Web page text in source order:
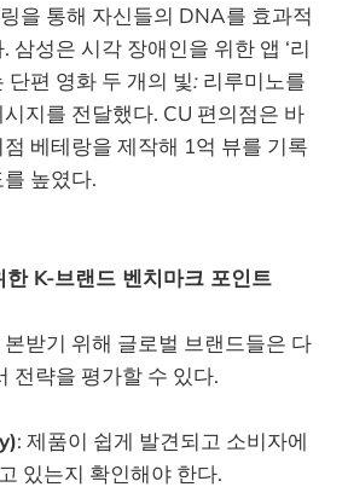
을 통해 자신들의 DNA를 효과적
삼성은 시각 장애인을 위한 앱 ‘리
단편 영화 두 개의 빛: 리루미노를
지를 전달했다. CU 편의점은 바
베테랑을 제작해 1억 뷰를 기록
높였다.
K-브랜드 벤치마크 포인트
받기 위해 글로벌 브랜드들은 다
전략을 평가할 수 있다.
: 제품이 쉽게 발견되고 소비자에
있는지 확인해야 한다.